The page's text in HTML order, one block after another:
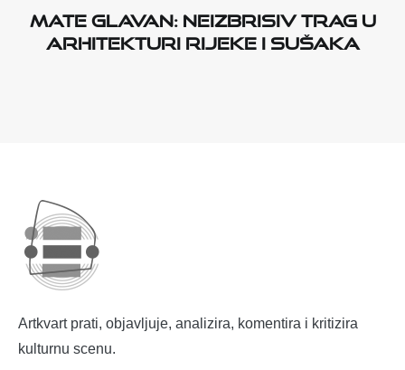
Mate Glavan: neizbrisiv trag u
arhitekturi Rijeke i Sušaka
Artkvart prati, objavljuje, analizira, komentira i kritizira
kulturnu scenu.